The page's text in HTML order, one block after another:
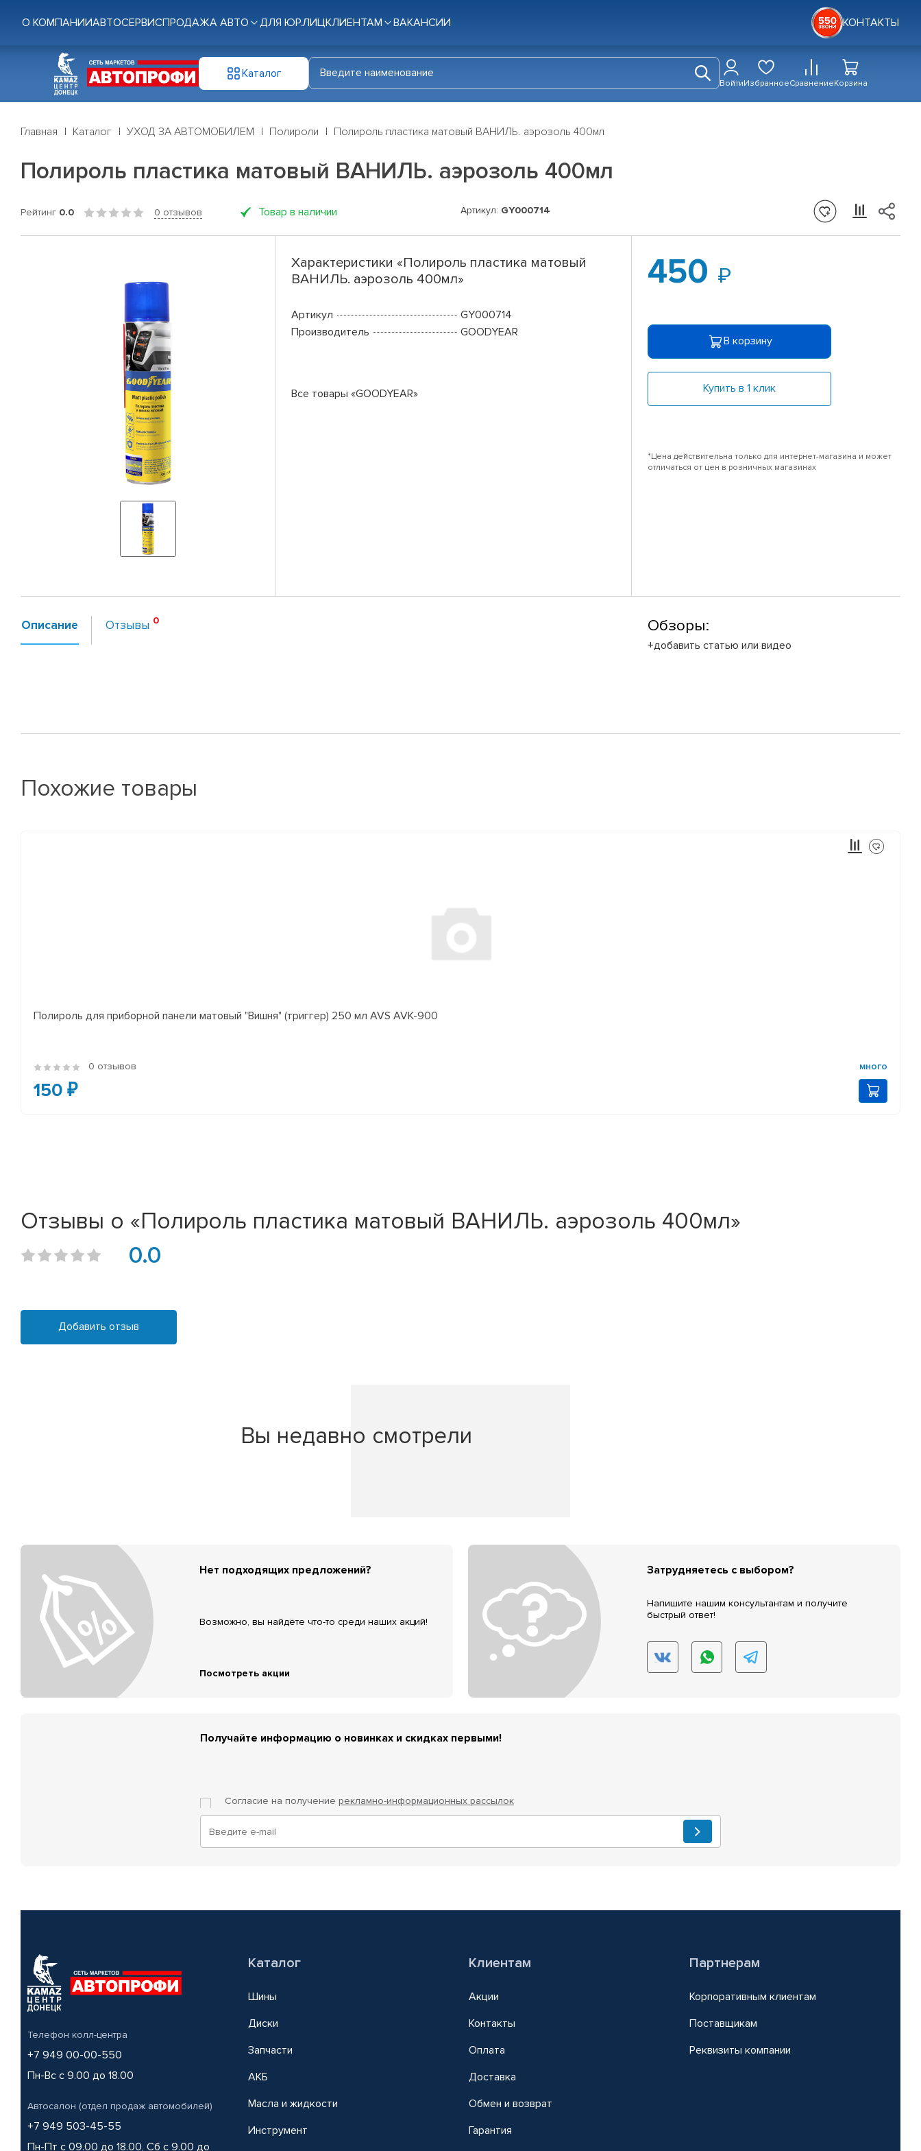
О КОМПАНИИАВТОСЕРВИСПРОДАЖА АВТО ДЛЯ ЮР.ЛИЦКЛИЕНТАМ ВАКАНСИИ КОНТАКТЫ
Каталог
ВойтиИзбранноеСравнениеКорзина
Главная Каталог УХОД ЗА АВТОМОБИЛЕМ Полироли Полироль пластика матовый ВАНИЛЬ. аэрозоль 400мл
Полироль пластика матовый ВАНИЛЬ. аэрозоль 400мл
Рейтинг 0.0 0 отзывов Товар в наличии Артикул: GY000714
Характеристики «Полироль пластика матовый
ВАНИЛЬ. аэрозоль 400мл»
Артикул
GY000714
Производитель
GOODYEAR
Все товары «GOODYEAR»
450
В корзину
Купить в 1 клик
*Цена действительна только для интернет-магазина и может
отличаться от цен в розничных магазинах
Описание Отзывы Обзоры:
+добавить статью или видео
Похожие товары
Полироль для приборной панели матовый "Вишня" (триггер) 250 мл AVS AVK-900
0 отзывов много
150 ₽
Отзывы о «Полироль пластика матовый ВАНИЛЬ. аэрозоль 400мл»
0.0
Добавить отзыв
Вы недавно смотрели
Нет подходящих предложений?
Возможно, вы найдёте что-то среди наших акций!
Посмотреть акции
Затрудняетесь с выбором?
Напишите нашим консультантам и получите
быстрый ответ!
Получайте информацию о новинках и скидках первыми!
Согласие на получение рекламно-информационных рассылок
Телефон колл-центра
+7 949 00-00-550
Пн-Вс с 9.00 до 18.00
Автосалон (отдел продаж автомобилей)
+7 949 503-45-55
Пн-Пт с 09.00 до 18.00, Сб с 9.00 до
Каталог
Шины
Диски
Запчасти
АКБ
Масла и жидкости
Инструмент
Клиентам
Акции
Контакты
Оплата
Доставка
Обмен и возврат
Гарантия
Партнерам
Корпоративным клиентам
Поставщикам
Реквизиты компании